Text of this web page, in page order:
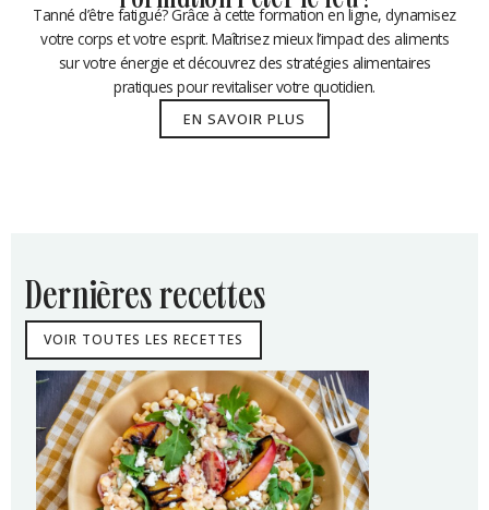
Tanné d’être fatigué? Grâce à cette formation en ligne, dynamisez
votre corps et votre esprit. Maîtrisez mieux l’impact des aliments
sur votre énergie et découvrez des stratégies alimentaires
pratiques pour revitaliser votre quotidien.
EN SAVOIR PLUS
dernières recettes
VOIR TOUTES LES RECETTES